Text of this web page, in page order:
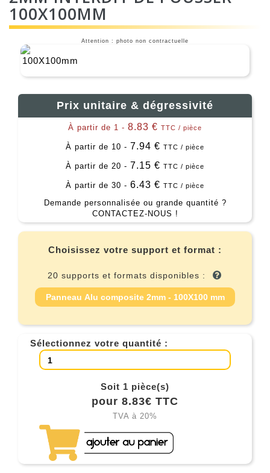
100X100MM
Attention : photo non contractuelle
Prix unitaire & dégressivité
À partir de 1 - 8.83 € TTC / pièce
À partir de 10 - 7.94 € TTC / pièce
À partir de 20 - 7.15 € TTC / pièce
À partir de 30 - 6.43 € TTC / pièce
Demande personnalisée ou grande quantité ?
CONTACTEZ-NOUS !
Choisissez votre support et format :
20 supports et formats disponibles :
Panneau Alu composite 2mm - 100X100 mm
Sélectionnez votre quantité :
Soit 1 pièce(s)
pour 8.83€ TTC
TVA à 20%